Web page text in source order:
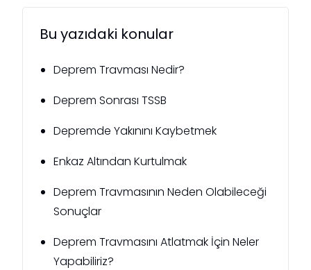
Bu yazıdaki konular
Deprem Travması Nedir?
Deprem Sonrası TSSB
Depremde Yakınını Kaybetmek
Enkaz Altından Kurtulmak
Deprem Travmasının Neden Olabileceği
Sonuçlar
Deprem Travmasını Atlatmak İçin Neler
Yapabiliriz?